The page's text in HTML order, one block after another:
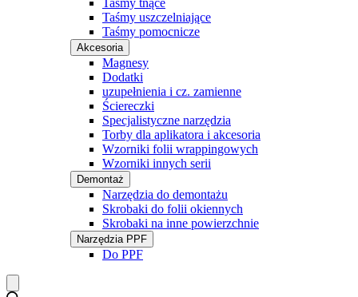
Taśmy tnące
Taśmy uszczelniające
Taśmy pomocnicze
Akcesoria
Magnesy
Dodatki
uzupełnienia i cz. zamienne
Ściereczki
Specjalistyczne narzędzia
Torby dla aplikatora i akcesoria
Wzorniki folii wrappingowych
Wzorniki innych serii
Demontaż
Narzędzia do demontażu
Skrobaki do folii okiennych
Skrobaki na inne powierzchnie
Narzędzia PPF
Do PPF